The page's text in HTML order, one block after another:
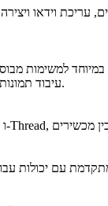
תכונות AI, עיבוד תמונות מתקדם, חיפוש חכם באפליקציות ופעולות אוטומטיות חכמות.